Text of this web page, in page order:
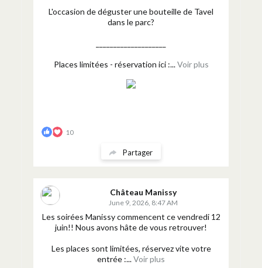
L'occasion de déguster une bouteille de Tavel
dans le parc?
Places limitées - réservation ici :... Voir plus
10
Partager
Château Manissy
June 9, 2026, 8:47 AM
Les soirées Manissy commencent ce vendredi 12
juin!! Nous avons hâte de vous retrouver!
Les places sont limitées, réservez vite votre
entrée :...Voir plus